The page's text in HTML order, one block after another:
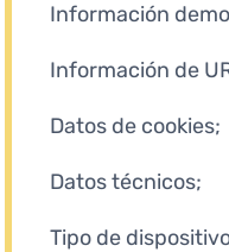
Información
Información de
Datos de cookies;
Datos técnicos;
Tipo de